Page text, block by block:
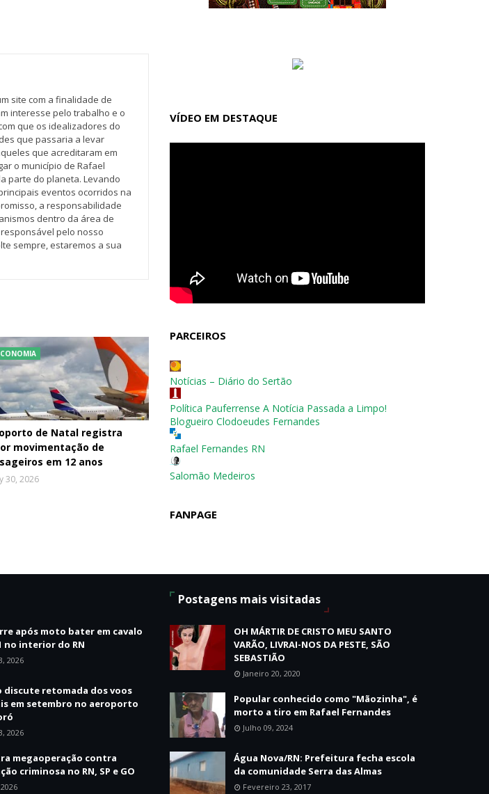
site com a finalidade de
interesse pelo trabalho e o
que os idealizadores do
que passaria a levar
que acreditaram em
o município de Rafael
parte do planeta. Levando
eventos ocorridos na
a responsabilidade
dentro da área de
pelo nosso
sempre, estaremos a sua
de Natal registra
movimentação de
em 12 anos
30, 2026
VÍDEO EM DESTAQUE
PARCEIROS
Notícias – Diário do Sertão
Política Pauferrense A Notícia Passada a Limpo!
Blogueiro Clodoeudes Fernandes
Rafael Fernandes RN
Salomão Medeiros
FANPAGE
após moto bater em cavalo
no interior do RN
2026
discute retomada dos voos
em setembro no aeroporto
2026
megaoperação contra
criminosa no RN, SP e GO
Postagens mais visitadas
OH MÁRTIR DE CRISTO MEU SANTO
VARÃO, LIVRAI-NOS DA PESTE, SÃO
SEBASTIÃO
Janeiro 20, 2020
Popular conhecido como "Mãozinha", é
morto a tiro em Rafael Fernandes
Julho 09, 2024
Água Nova/RN: Prefeitura fecha escola
da comunidade Serra das Almas
Fevereiro 23, 2017